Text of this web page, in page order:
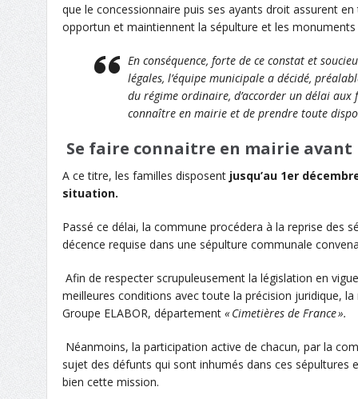
que le concessionnaire puis ses ayants droitassurent en
opportunetmaintiennent la sépultureet les
En conséquence,forte de ce constatet
légales,l’équipe municipale a décidé,
durégimeordinaire,d’accorder un délaiaux
connaîtreen mairieetde prendre toute
Se faire connaitre en mairie avant
A ce titre, les familles disposent jusqu’au 1er
situation.
Passé ce délai, la communeprocéderaà la reprise des
décence requise dans une sépulture communale
Afin de respecter scrupuleusement la législation en
meilleures conditions avec toute la précision juridique,
Groupe ELABOR, département « Cimetières de France ».
Néanmoins,la participation activedechacun,par la
sujet des défuntsqui sont inhumés dans ces sépultures
bien cette mission.